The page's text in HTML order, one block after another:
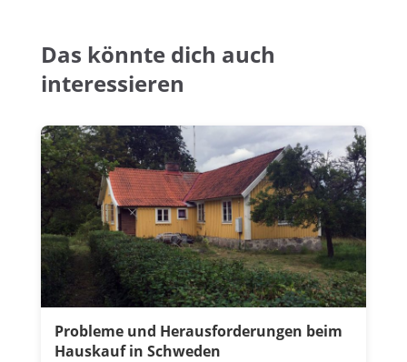
Das könnte dich auch
interessieren
Probleme und Herausforderungen beim
Hauskauf in Schweden